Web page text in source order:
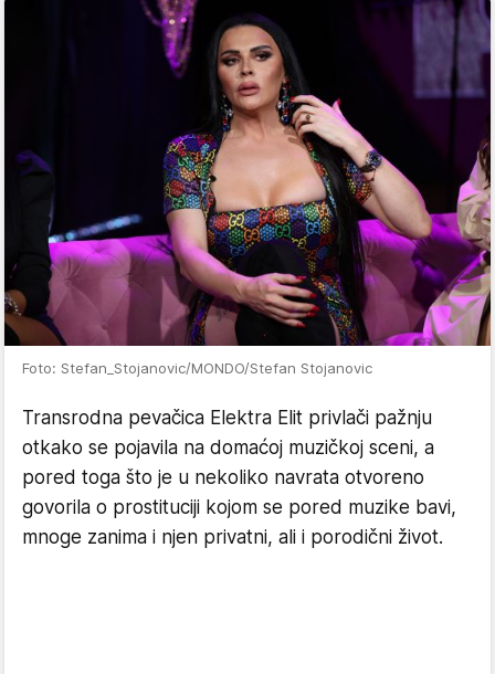
Foto: Stefan_Stojanovic/MONDO/Stefan Stojanovic
Transrodna pevačica Elektra Elit privlači pažnju
otkako se pojavila na domaćoj muzičkoj sceni, a
pored toga što je u nekoliko navrata otvoreno
govorila o prostituciji kojom se pored muzike bavi,
mnoge zanima i njen privatni, ali i porodični život.